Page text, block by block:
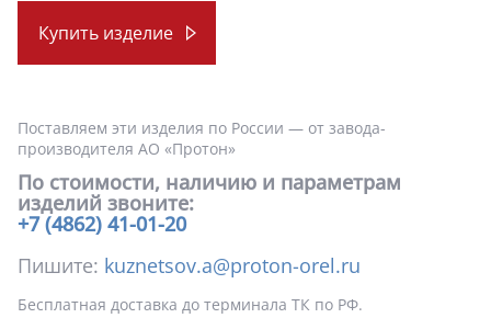
Купить изделие
Поставляем эти изделия по России — от завода-
производителя АО «Протон»
По стоимости, наличию и параметрам
изделий звоните:
+7 (4862) 41-01-20
Пишите: kuznetsov.a@proton-orel.ru
Бесплатная доставка до терминала ТК по РФ.